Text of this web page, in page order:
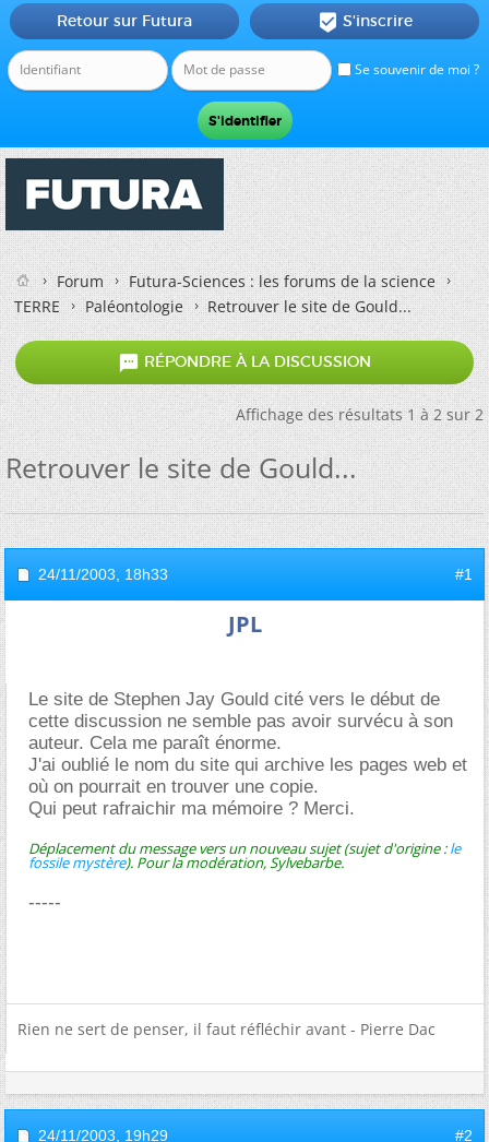
Se souvenir de moi ?
Retour sur Futura  S'inscrire
Forum
Futura-Sciences : les forums de la science
TERRE
Paléontologie Retrouver le site de Gould...
 RÉPONDRE À LA DISCUSSION
Affichage des résultats 1 à 2 sur 2
Retrouver le site de Gould...
24/11/2003, 18h33 #1
JPL
Le site de Stephen Jay Gould cité vers le début de
cette discussion ne semble pas avoir survécu à son
auteur. Cela me paraît énorme.
J'ai oublié le nom du site qui archive les pages web et
où on pourrait en trouver une copie.
Qui peut rafraichir ma mémoire ? Merci.
Déplacement du message vers un nouveau sujet (sujet d'origine :le
fossile mystère). Pour la modération, Sylvebarbe.
-----
Rien ne sert de penser, il faut réfléchir avant - Pierre Dac
24/11/2003, 19h29 #2